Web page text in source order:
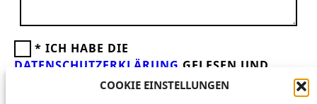
COOKIE EINSTELLUNGEN
* ICH HABE DIE
DATENSCHUTZERKLÄRUNG GELESEN UND
AKZEPTIERE DIESE.WIR FREUEN UNS ÜBER